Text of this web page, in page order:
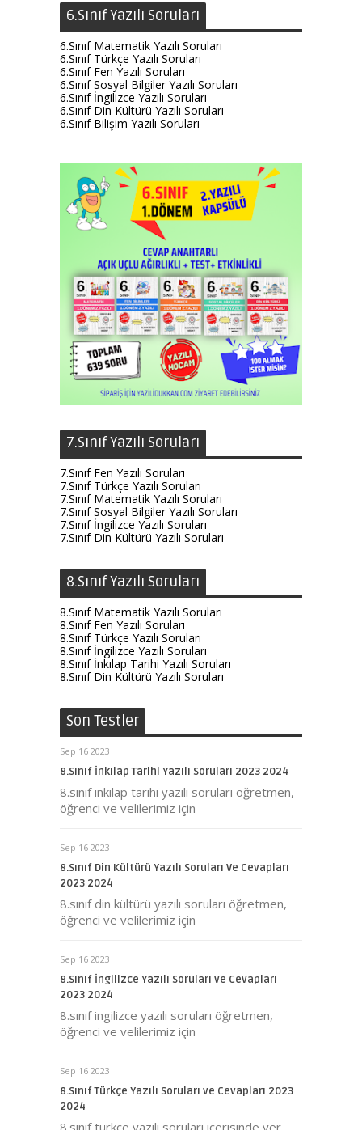
6.Sınıf Yazılı Soruları
6.Sınıf Matematik Yazılı Soruları
6.Sınıf Türkçe Yazılı Soruları
6.Sınıf Fen Yazılı Soruları
6.Sınıf Sosyal Bilgiler Yazılı Soruları
6.Sınıf İngilizce Yazılı Soruları
6.Sınıf Din Kültürü Yazılı Soruları
6.Sınıf Bilişim Yazılı Soruları
7.Sınıf Yazılı Soruları
7.Sınıf Fen Yazılı Soruları
7.Sınıf Türkçe Yazılı Soruları
7.Sınıf Matematik Yazılı Soruları
7.Sınıf Sosyal Bilgiler Yazılı Soruları
7.Sınıf İngilizce Yazılı Soruları
7.Sınıf Din Kültürü Yazılı Soruları
8.Sınıf Yazılı Soruları
8.Sınıf Matematik Yazılı Soruları
8.Sınıf Fen Yazılı Soruları
8.Sınıf Türkçe Yazılı Soruları
8.Sınıf İngilizce Yazılı Soruları
8.Sınıf İnkılap Tarihi Yazılı Soruları
8.Sınıf Din Kültürü Yazılı Soruları
Son Testler
Sep 16 2023
8.Sınıf İnkılap Tarihi Yazılı Soruları 2023 2024
8.sınıf inkılap tarihi yazılı soruları öğretmen,
öğrenci ve velilerimiz için
Sep 16 2023
8.Sınıf Din Kültürü Yazılı Soruları Ve Cevapları
2023 2024
8.sınıf din kültürü yazılı soruları öğretmen,
öğrenci ve velilerimiz için
Sep 16 2023
8.Sınıf İngilizce Yazılı Soruları ve Cevapları
2023 2024
8.sınıf ingilizce yazılı soruları öğretmen,
öğrenci ve velilerimiz için
Sep 16 2023
8.Sınıf Türkçe Yazılı Soruları ve Cevapları 2023
2024
8.sınıf türkçe yazılı soruları içerisinde yer